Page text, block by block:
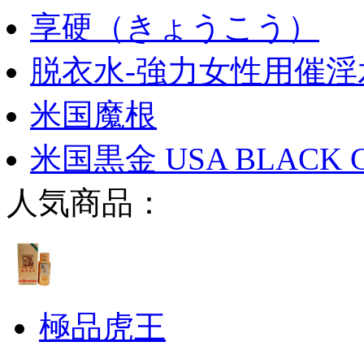
享硬（きょうこう）
脱衣水-強力女性用催
米国魔根
米国黒金 USA BLACK
人気商品：
極品虎王